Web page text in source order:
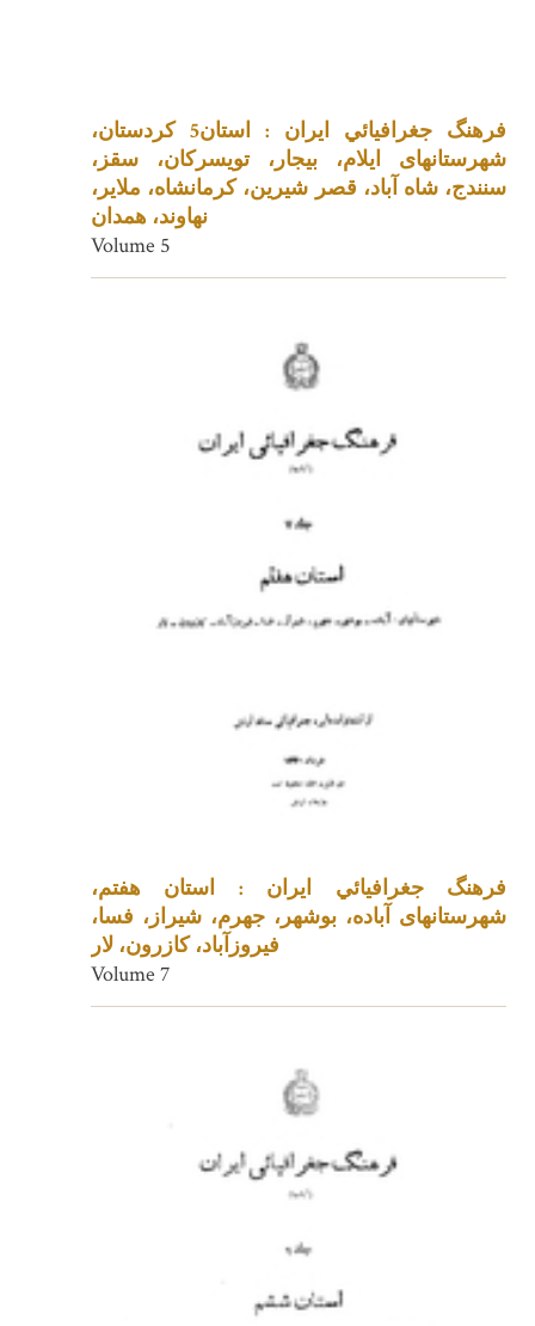
فرهنگ جغرافيائي ايران : استان5 کردستان،
شهرستانهای ایلام، بیجار، تویسرکان، سقز،
سنندج، شاه آباد، قصر شیرین، کرمانشاه، ملایر،
نهاوند، همدان
Volume 5
فرهنگ جغرافيائي ايران : استان هفتم،
شهرستانهای آباده، بوشهر، جهرم، شیراز، فسا،
فیروزآباد، کازرون، لار
Volume 7